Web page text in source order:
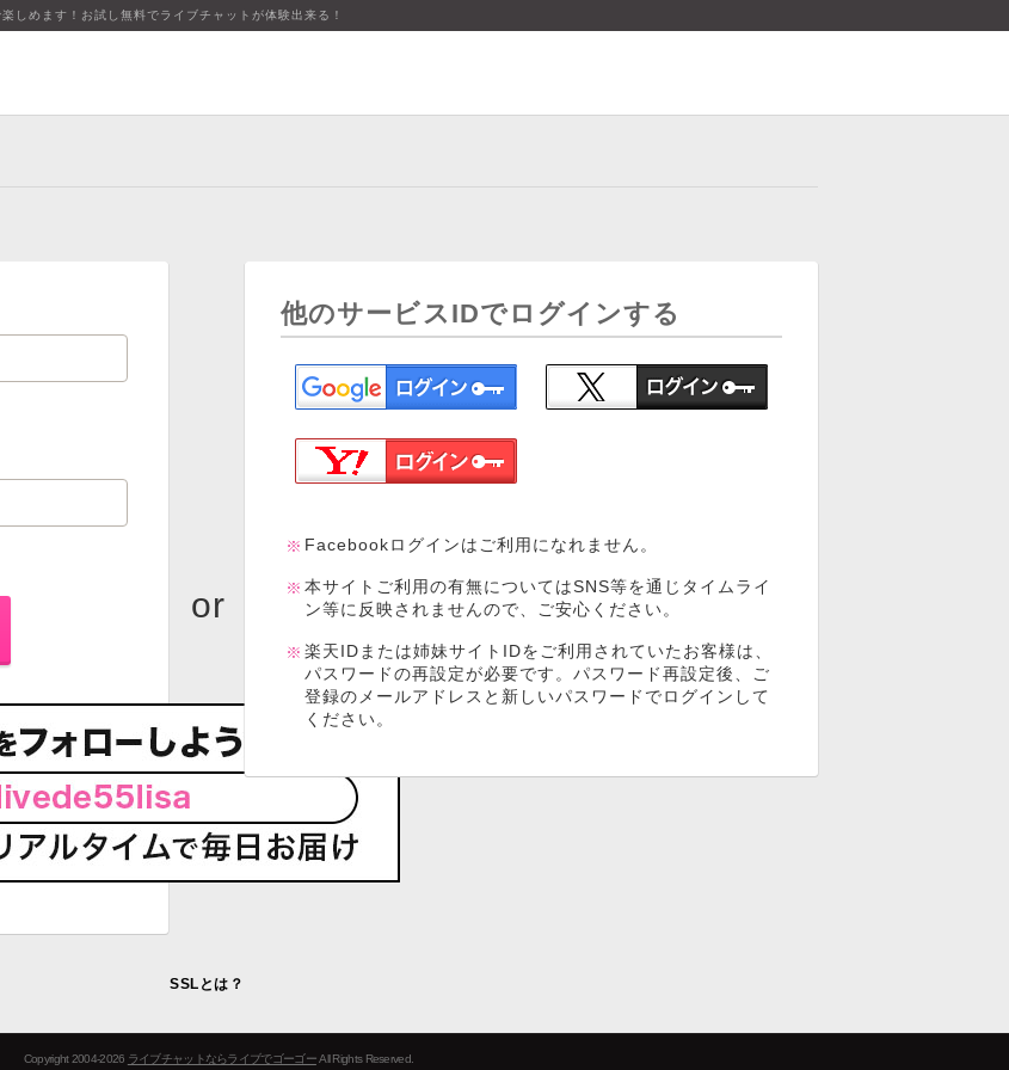
しめます！お試し無料でライブチャットが体験出来る！
他のサービスIDでログインする
Facebookログインはご利用になれません。
本サイトご利用の有無についてはSNS等を通じタイムライ
ン等に反映されませんので、ご安心ください。
楽天IDまたは姉妹サイトIDをご利用されていたお客様は、
パスワードの再設定が必要です。パスワード再設定後、ご
登録のメールアドレスと新しいパスワードでログインして
ください。
SSLとは？
Copyright 2004-2026 ライブチャットならライブでゴーゴーAll Rights Reserved.